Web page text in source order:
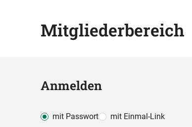
Mitgliederbereich
Anmelden
mit Passwort mit Einmal-Link